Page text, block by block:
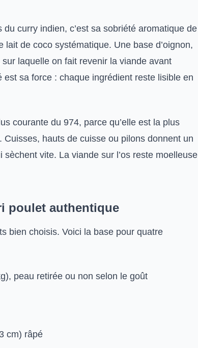
curry indien, c’est sa sobriété aromatique de
de coco systématique. Une base d’oignon,
laquelle on fait revenir la viande avant
est sa force : chaque ingrédient reste lisible en
courante du 974, parce qu’elle est la plus
hauts de cuisse ou pilons donnent un
vite. La viande sur l’os reste moelleuse
poulet authentique
bien choisis. Voici la base pour quatre
peau retirée ou non selon le goût
cm) râpé